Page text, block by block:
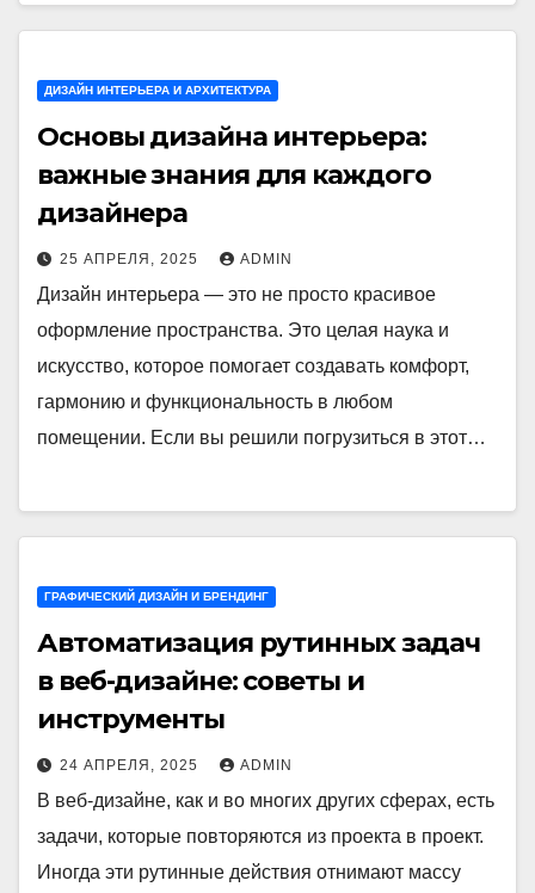
ДИЗАЙН ИНТЕРЬЕРА И АРХИТЕКТУРА
Основы дизайна интерьера:
важные знания для каждого
дизайнера
25 АПРЕЛЯ, 2025 ADMIN
Дизайн интерьера — это не просто красивое
оформление пространства. Это целая наука и
искусство, которое помогает создавать комфорт,
гармонию и функциональность в любом
помещении. Если вы решили погрузиться в этот…
ГРАФИЧЕСКИЙ ДИЗАЙН И БРЕНДИНГ
Автоматизация рутинных задач
в веб-дизайне: советы и
инструменты
24 АПРЕЛЯ, 2025 ADMIN
В веб-дизайне, как и во многих других сферах, есть
задачи, которые повторяются из проекта в проект.
Иногда эти рутинные действия отнимают массу